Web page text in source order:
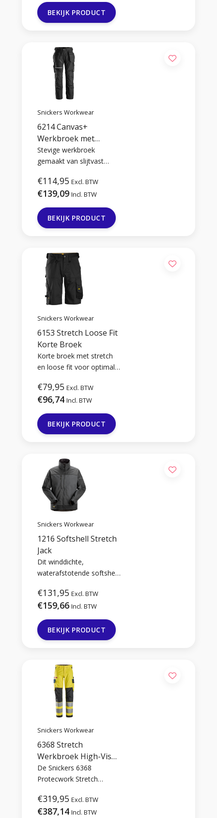
BEKIJK PRODUCT
Snickers Workwear
6214 Canvas+
Werkbroek met
Holsterzakken
Stevige werkbroek
gemaakt van slijtvast
holsterzakken.
€114,95 Excl. BTW
€139,09 Incl. BTW
BEKIJK PRODUCT
Snickers Workwear
6153 Stretch Loose Fit
Korte Broek
Korte broek met stretch
en loose fit voor optimale
comfort.
€79,95 Excl. BTW
€96,74 Incl. BTW
BEKIJK PRODUCT
Snickers Workwear
1216 Softshell Stretch
Jack
Dit winddichte,
waterafstotende softshell
van duurzaam
CORDURA®-materiaal
voor extra slijtvastheid.
Functionele zakken,
elastische pasvormen en
bieden dagelijks comfort
en betrouwbare
bescherming.
€131,95 Excl. BTW
€159,66 Incl. BTW
BEKIJK PRODUCT
Snickers Workwear
6368 Stretch
Werkbroek High-Vis
Klasse 2
De Snickers 6368
Protecwork Stretch
High-Vis zichtbaarheid en
vlamvertragende
€319,95 Excl. BTW
€387,14 Incl. BTW